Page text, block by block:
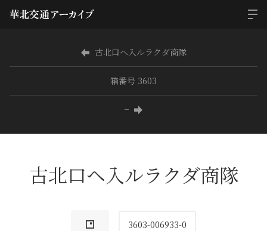
古北口ヘ入ルラクダ商隊
箱番号 3603
−
古北口ヘ入ルラクダ商隊
3603-006933-0